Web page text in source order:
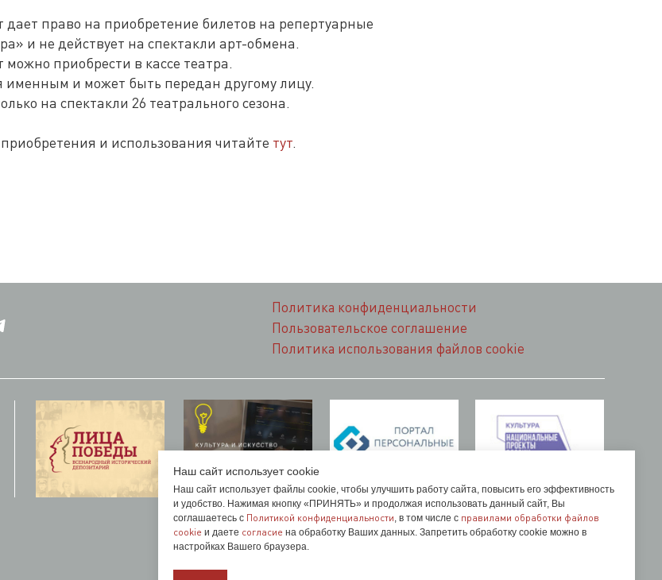
Наш сайт использует cookie
Наш сайт использует файлы cookie, чтобы улучшить работу сайта, повысить его эффективность
и удобство. Нажимая кнопку «ПРИНЯТЬ» и продолжая использовать данный сайт, Вы
соглашаетесь с Политикой конфиденциальности, в том числе с правилами обработки файлов
cookie и даете согласие на обработку Ваших данных. Запретить обработку cookie можно в
настройках Вашего браузера.
право на приобретение билетов на репертуарные
и не действует на спектакли арт-обмена.
приобрести в кассе театра.
именным и может быть передан другому лицу.
на спектакли 26 театрального сезона.
и использования читайте тут.
Политика конфиденциальности
Пользовательское соглашение
Политика использования файлов cookie